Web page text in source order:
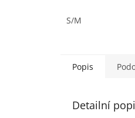
S/M
Popis
Detailní